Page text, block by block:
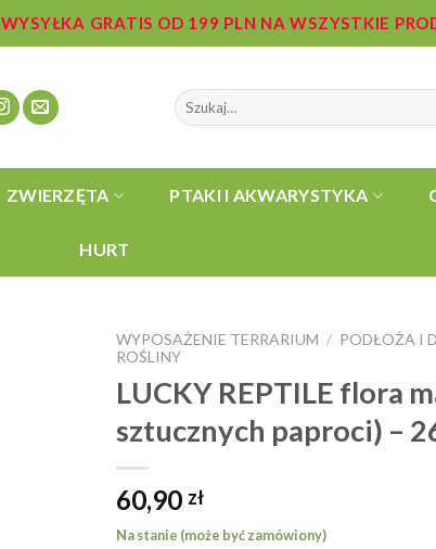
WYSYŁKA GRATIS OD 199 PLN NA WSZYSTKIE
Szukaj:
ZWIERZĘTA PTAKI I AKWARYSTYKA
HURT
WYPOSAŻENIE TERRARIUM / PODŁOŻA I
ROŚLINY
LUCKY REPTILE flora
sztucznych paproci) –
60,90 zł
Na stanie (może być zamówiony)